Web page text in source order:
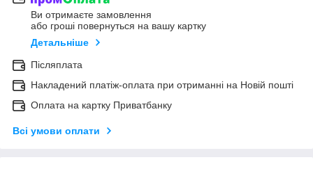
Ви отримаєте замовлення
або гроші повернуться на вашу картку
Детальніше
Післяплата
Накладений платіж-оплата при отриманні на Новій пошті
Оплата на картку Приватбанку
Всі умови оплати